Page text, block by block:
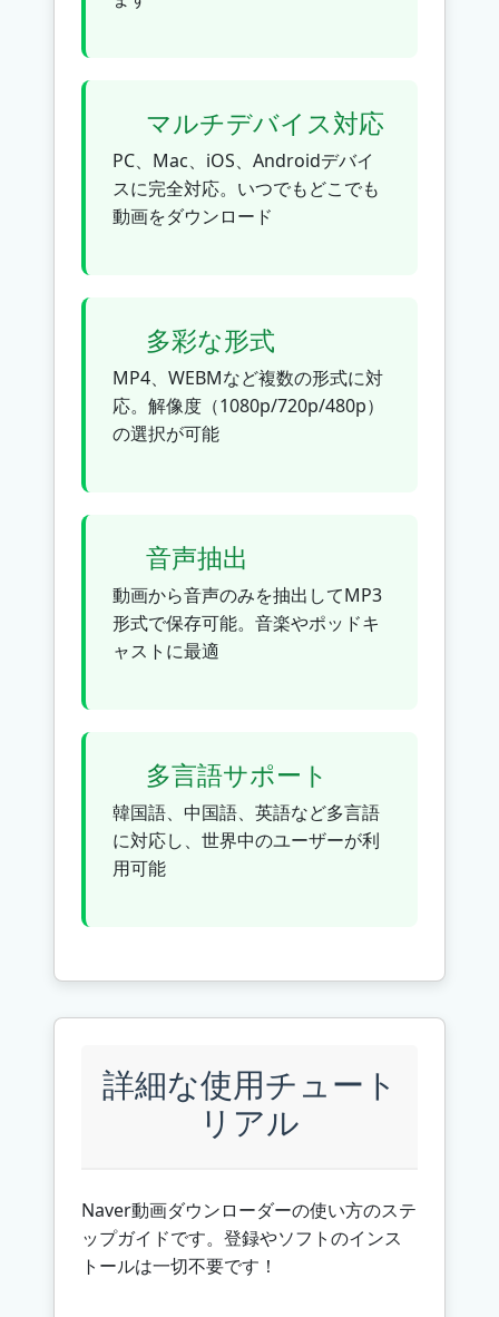
マルチデバイス対応
PC、Mac、iOS、Androidデバイ
スに完全対応。いつでもどこでも
動画をダウンロード
多彩な形式
MP4、WEBMなど複数の形式に対
応。解像度（1080p/720p/480p）
の選択が可能
音声抽出
動画から音声のみを抽出してMP3
形式で保存可能。音楽やポッドキ
ャストに最適
多言語サポート
韓国語、中国語、英語など多言語
に対応し、世界中のユーザーが利
用可能
詳細な使用チュート
リアル
Naver動画ダウンローダーの使い方のステ
ップガイドです。登録やソフトのインス
トールは一切不要です！